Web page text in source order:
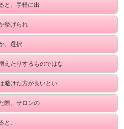
と、手軽に出
挙げられ
、選択
えたりするものではな
避けた方が良いとい
際、サロンの
と、